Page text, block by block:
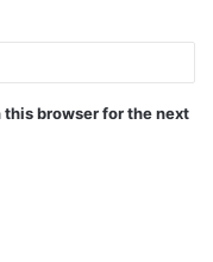
browser for the next